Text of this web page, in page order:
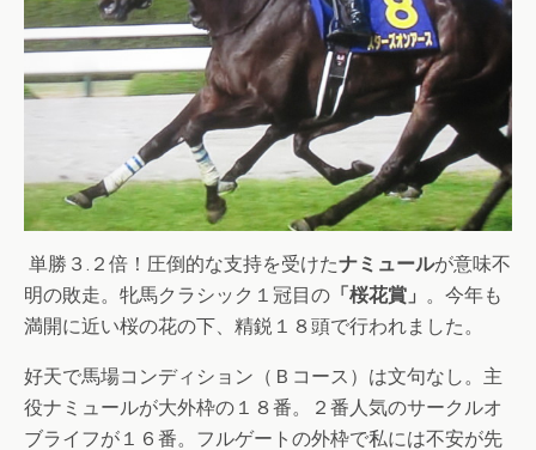
単勝３.２倍！圧倒的な支持を受けたナミュールが意味不
明の敗走。牝馬クラシック１冠目の 「桜花賞」 。今年も
満開に近い桜の花の下、精鋭１８頭で行われました。
好天で馬場コンディション（Ｂコース）は文句なし。主
役ナミュールが大外枠の１８番。２番人気のサークルオ
ブライフが１６番。フルゲートの外枠で私には不安が先